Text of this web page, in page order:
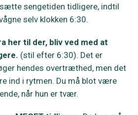
sengetiden tidligere, indtil
selv klokken 6:30.
her til der, bliv ved med at
(stil efter 6:30). Det er
hendes overtræthed, men det
ind i rytmen. Du må blot være
når hun er tvær.